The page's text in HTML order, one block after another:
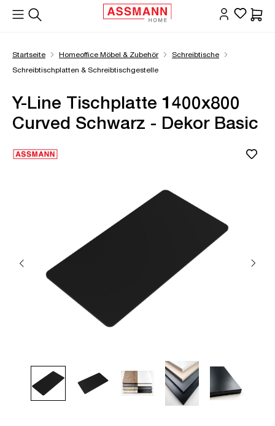
springen
Startseite Homeoffice Möbel & Zubehör
Schreibtische
Schreibtischplatten & Schreibtischgestelle
Y-Line Tischplatte 1400x800
Curved Schwarz - Dekor Basic